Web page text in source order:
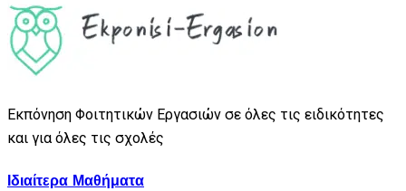
Εκπόνηση Φοιτητικών Εργασιών σε όλες τις ειδικότητες
και για όλες τις σχολές
Ιδιαίτερα Μαθήματα